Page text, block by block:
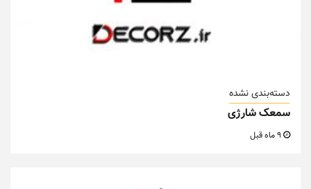
دسته‌بندی نشده
سمعک شارژی